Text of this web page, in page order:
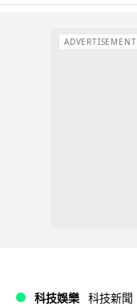
ADVERTISEMENT
科技娛樂 科技新聞